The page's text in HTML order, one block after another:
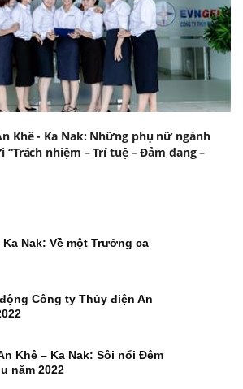
Khê - Ka Nak: Những phụ nữ ngành
nhiệm – Trí tuệ – Đảm đang –
Nak: Về một Trưởng ca
Công ty Thủy điện An
Khê – Ka Nak: Sôi nổi Đêm
năm 2022